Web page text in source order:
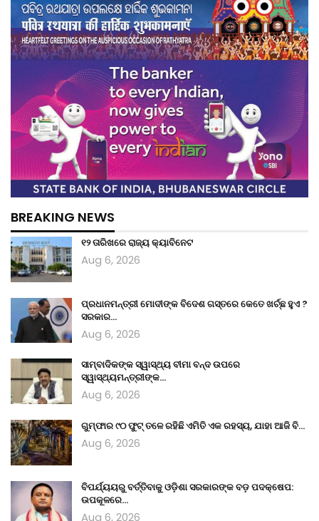
BREAKING NEWS
୧୨ ତାରିଖରେ ରାଜ୍ୟ କ୍ୟାବିନେଟ
Aug 6, 2026
ପ୍ରଧାନମନ୍ତ୍ରୀ ମୋଦୀଙ୍କ ବିଦେଶ ଗସ୍ତରେ କେତେ ଖର୍ଚ୍ଛ ହୁଏ ?
ସରକାର…
Aug 6, 2026
ସାମ୍ବାଦିକଙ୍କ ସ୍ୱାସ୍ଥ୍ୟ ବୀମା ବନ୍ଦ ଉପରେ
ସ୍ୱାସ୍ଥ୍ୟମନ୍ତ୍ରୀଙ୍କ…
Aug 6, 2026
ଗୁମ୍ଫାର ୯୦ ଫୁଟ୍ ତଳେ ରହିଛି ଏମିତି ଏକ ରହସ୍ୟ, ଯାହା ଆଜି ବି…
Aug 6, 2026
ବିପର୍ଯ୍ୟୟରୁ ବର୍ତ୍ତିବାକୁ ଓଡ଼ିଶା ସରକାରଙ୍କ ବଡ଼ ପଦକ୍ଷେପ:
ଉପକୂଳରେ…
Aug 6, 2026